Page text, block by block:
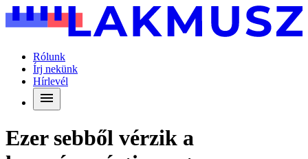
Rólunk
Írj nekünk
Hírlevél
Ezer sebből vérzik a